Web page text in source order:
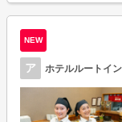
NEW
ア ホテルルートイ